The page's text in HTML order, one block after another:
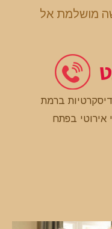
מושלמת אל
ברמת
אירוטי בפתח